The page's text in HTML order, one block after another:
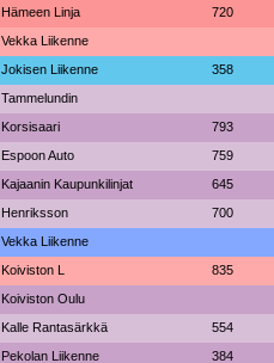
Hämeen Linja 720
Vekka Liikenne
Jokisen Liikenne 358
Tammelundin
Korsisaari 793
Espoon Auto 759
Kajaanin Kaupunkilinjat 645
Henriksson 700
Vekka Liikenne
Koiviston L 835
Koiviston Oulu
Kalle Rantasärkkä 554
Pekolan Liikenne 384